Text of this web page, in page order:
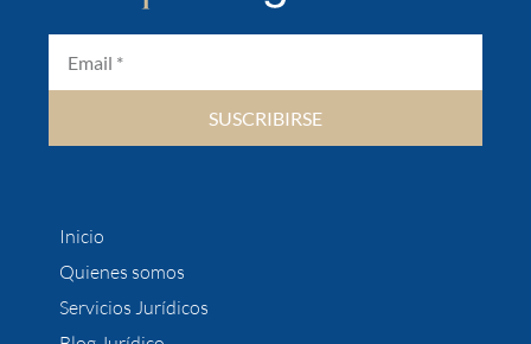
SUSCRIBIRSE
Inicio
Quienes somos
Servicios Jurídicos